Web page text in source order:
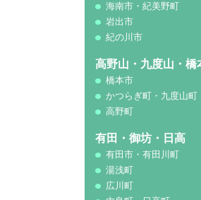
海南市・紀美野町
岩出市
紀の川市
高野山・九度山・橋
橋本市
かつらぎ町・九度山町
高野町
有田・御坊・日高
有田市・有田川町
湯浅町
広川町